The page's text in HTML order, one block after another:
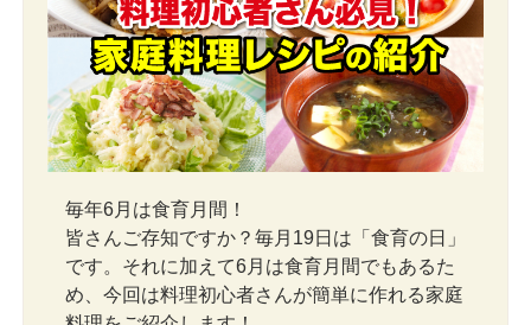
毎年6月は食育月間！
皆さんご存知ですか？毎月19日は「食育の日」
です。それに加えて6月は食育月間でもあるた
め、今回は料理初心者さんが簡単に作れる家庭